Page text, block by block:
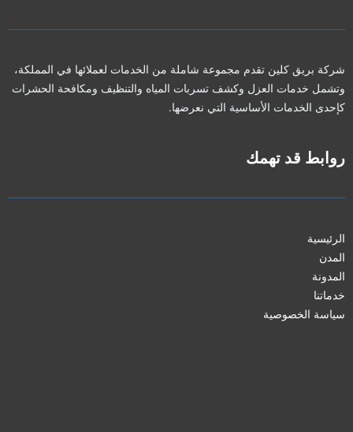
شركة بريق كلين تقدم مجموعة شاملة من الخدمات لعملائها في المملكة،
وتشمل خدمات العزل وكشف تسربات المياه والتنظيف ومكافحة الحشرات
كإحدى الخدمات الأساسية التي نعرضها.
روابط قد تهمك
الرئيسية
المدن
المدونة
خدماتنا
سياسة الخصوصية